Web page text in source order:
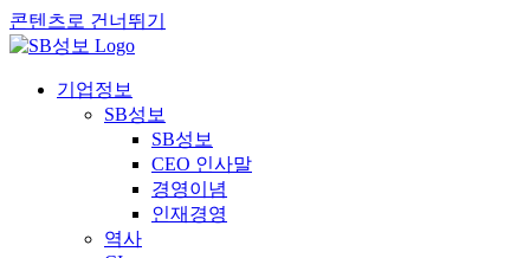
콘텐츠로 건너뛰기
기업정보
SB성보
SB성보
CEO 인사말
경영이념
인재경영
역사